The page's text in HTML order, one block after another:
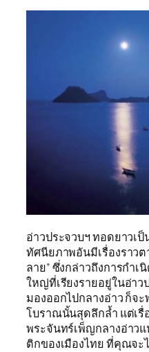
อ่าวประจวบฯ ทอดยาวเ
ทัศนียภาพอันมีเรื่องราว
ลาย” ซึ่งกล่าวถึงการกำเ
ใหญ่ที่เรียงรายอยู่ในอ่าว
มองออกไปกลางอ่าว ก็จ
โบราณนั้นสุดลึกล้ำ แต่เรื่
พระจันทร์เพ็ญกลางอ่าว
ติกของเมืองไทย ที่คุณจะ